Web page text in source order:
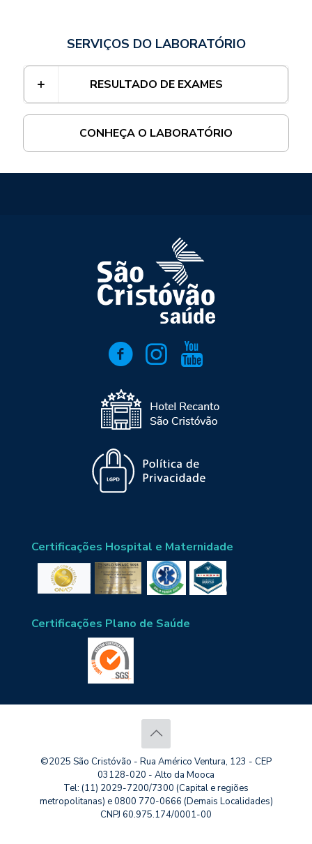
SERVIÇOS DO LABORATÓRIO
RESULTADO DE EXAMES
CONHEÇA O LABORATÓRIO
Certificações Hospital e Maternidade
Certificações Plano de Saúde
©2025 São Cristóvão - Rua Américo Ventura, 123 - CEP
03128-020 - Alto da Mooca
Tel: (11) 2029-7200/7300 (Capital e regiões
metropolitanas) e 0800 770-0666 (Demais Localidades)
CNPJ 60.975.174/0001-00